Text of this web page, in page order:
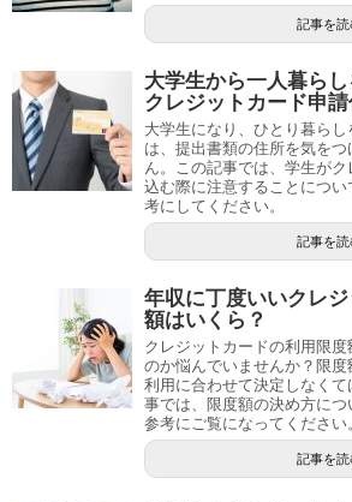
記事を読
大学生から一人暮ら
クレジットカード申
大学生になり、ひとり暮ら
は、提出書類の住所を気を
ん。この記事では、学生が
込む際に注意することにつ
考にしてください。
記事を読
年収に丁度いいクレ
額はいくら？
クレジットカードの利用限
のか悩んでいませんか？限
利用に合わせて決定しなく
事では、限度額の決め方につ
参考にご覧になってください
記事を読